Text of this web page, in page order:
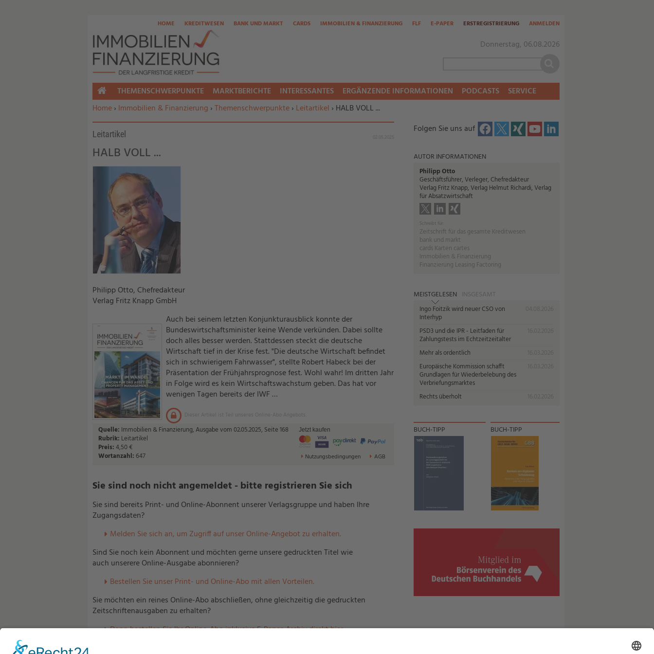
Donnerstag, 06.08.2026
HOME KREDITWESEN BANK UND MARKT CARDS IMMOBILIEN & FINANZIERUNG FLF E-PAPER ERSTREGISTRIERUNG ANMELDEN
Sie befinden sich hier:
Home› Immobilien & Finanzierung ›Themenschwerpunkte› Leitartikel › HALB VOLL ...
Leitartikel
HALB VOLL ...
Philipp Otto, Chefredakteur
Verlag Fritz Knapp GmbH
Auch bei seinem letzten Konjunkturausblick konnte der
Bundeswirtschaftsminister keine Wende verkünden. Dabei sollte
doch alles besser werden. Stattdessen steckt die deutsche
Wirtschaft tief in der Krise fest. "Die deutsche Wirtschaft befindet
sich in schwierigem Fahrwasser", stellte Robert Habeck bei der
Präsentation der Frühjahrsprognose fest. Wohl wahr! Im dritten Jahr
in Folge wird es kein Wirtschaftswachstum geben. Das hat vor
wenigen Tagen bereits der IWF …
Dieser Artikel ist Teil unseres Online-Abo Angebots.
Quelle: Immobilien & Finanzierung, Ausgabe vom 02.05.2025, Seite 168
Rubrik: Leitartikel
Preis:4,50 €
Wortanzahl: 647
Jetzt kaufen
Nutzungsbedingungen AGB
Sie sind noch nicht angemeldet - bitte registrieren Sie sich
Sie sind bereits Print- und Online-Abonnent unserer Verlagsgruppe und haben Ihre
Zugangsdaten?
Melden Sie sich an, um Zugriff auf unser Online-Angebot zu erhalten.
Sind Sie noch kein Abonnent und möchten gerne unsere gedruckten Titel wie
auch unserere Online-Ausgabe abonnieren?
Bestellen Sie unser Print- und Online-Abo mit allen Vorteilen.
Sie möchten ein reines Online-Abo abschließen, ohne gleichzeitig die gedruckten
Zeitschriftenausgaben zu erhalten?
Dann bestellen Sie Ihr Online-Abo inklusive E-Paper-Archiv direkt hier.
Folgen Sie uns auf
AUTOR INFORMATIONEN
Philipp Otto
Geschäftsführer, Verleger, Chefredakteur
Verlag Fritz Knapp, Verlag Helmut Richardi, Verlag
für Absatzwirtschaft
Schreibt für:
Zeitschrift für das gesamte Kreditwesen
bank und markt
cards Karten cartes
Immobilien & Finanzierung
Finanzierung Leasing Factoring
MEISTGELESEN INSGESAMT
Ingo Foitzik wird neuer CSO von
Interhyp
PSD3 und die IPR - Leitfaden für
Zahlungstests im Echtzeitzeitalter
Mehr als ordentlich
Europäische Kommission schafft
Grundlagen für Wiederbelebung des
Verbriefungsmarktes
Rechts überholt
BUCH-TIPP BUCH-TIPP
HOME
THEMENSCHWERPUNKTE MARKTBERICHTE INTERESSANTES ERGÄNZENDE INFORMATIONEN PODCASTS SERVICE